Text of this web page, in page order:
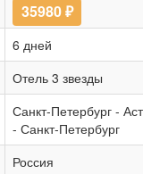
35980₽
6 дней
Отель 3 звезды
Санкт-Петербург -
- Санкт-Петербург
Россия